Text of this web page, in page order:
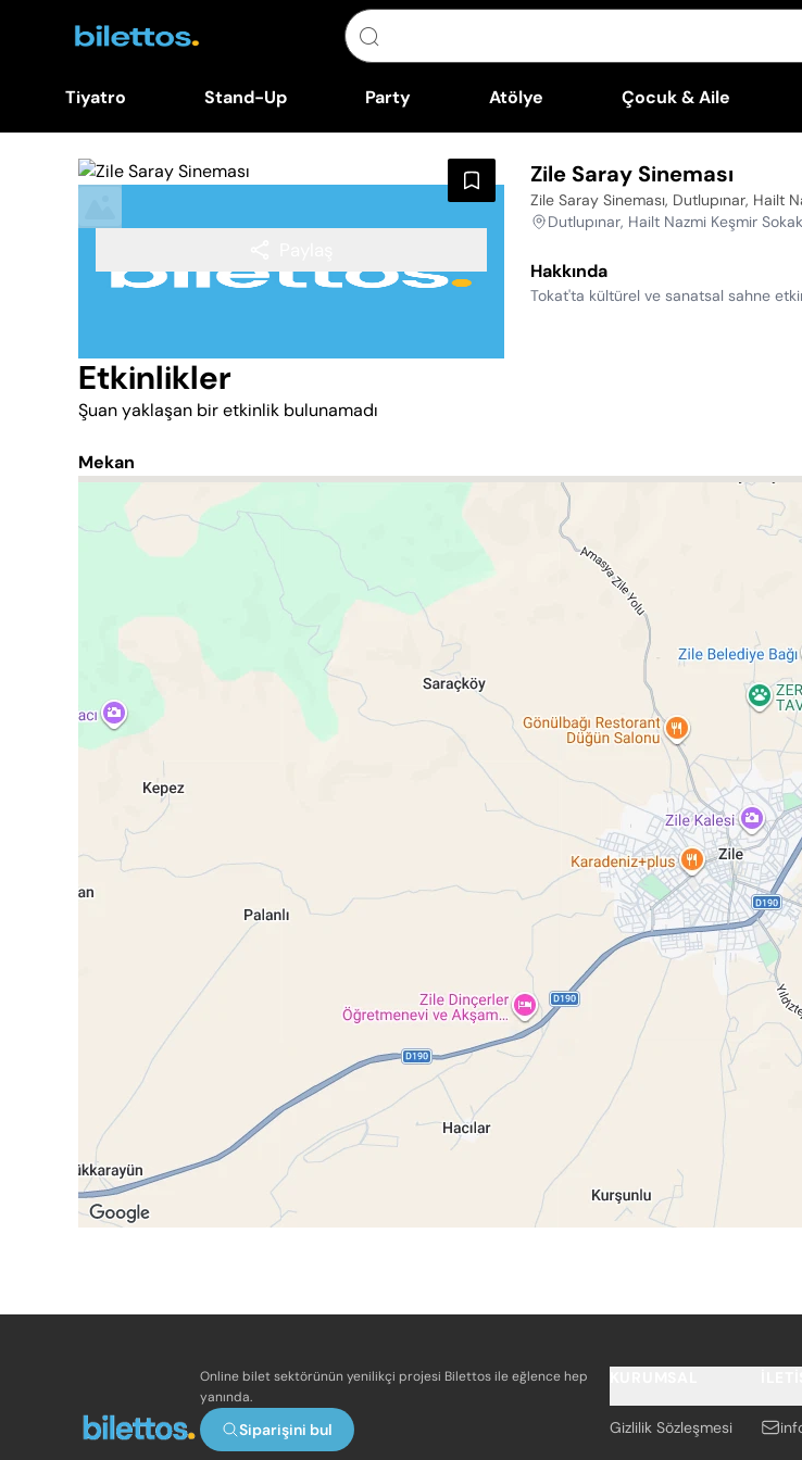
Tiyatro Stand-Up Party Atölye Çocuk & Aile
Zile Saray Sineması
Zile Saray Sineması, Dutlupınar,
Dutlupınar, Hailt Nazmi Keşmir
Etkinlikler
Şuan yaklaşan bir etkinlik bulunamadı
Hakkında
Tokat'ta kültürel ve sanatsal sahne
Mekan
Online bilet sektörünün yenilikçi projesi Bilettos ile eğlence hep
yanında.
Siparişini bul Gizlilik Sözleşmesi